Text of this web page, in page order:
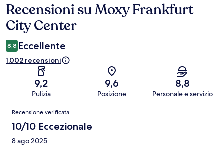
Recensioni
Recensioni su Moxy Frankfurt
City Center
8,8 Eccellente
1.002 recensioni
9,2
Pulizia
9,6
Posizione
8,8
Personale e servizio
Recensioni
Recensione verificata
10/10 Eccezionale
8 ago 2025